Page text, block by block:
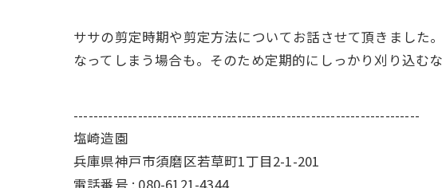
ササの剪定時期や剪定方法についてお話させて頂きました
なってしまう場合も。そのため定期的にしっかり刈り込む
----------------------------------------------------------------------
塩崎造園
兵庫県神戸市須磨区若草町1丁目2-1-201
電話番号 : 080-6121-4344